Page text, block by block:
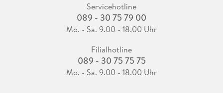
Servicehotline
089 - 30 75 79 00
Mo. - Sa. 9.00 - 18.00 Uhr
Filialhotline
089 - 30 75 75 75
Mo. - Sa. 9.00 - 18.00 Uhr